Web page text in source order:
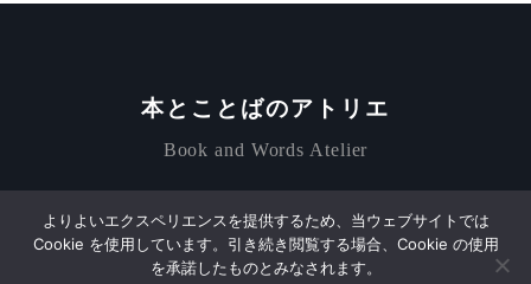
本とことばのアトリエ
Book and Words Atelier
Design by HANAMIZUKI
よりよいエクスペリエンスを提供するため、当ウェブサイトでは
Cookie を使用しています。引き続き閲覧する場合、Cookie の使用
を承諾したものとみなされます。